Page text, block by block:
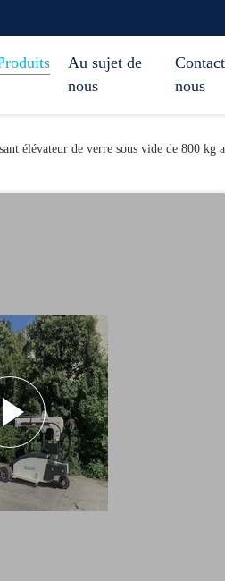
Au sujet de
nous
nous
élévateur de verre sous vide de 800 kg